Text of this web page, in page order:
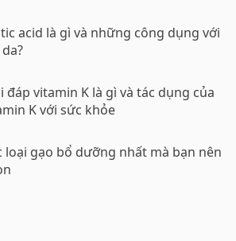
acid là gì và những công dụng với
đáp vitamin K là gì và tác dụng của
K với sức khỏe
loại gạo bổ dưỡng nhất mà bạn nên